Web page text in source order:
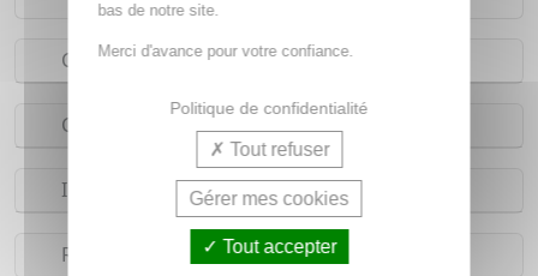
Conseils d'utilisation
Composition
Indications
Réserves
bas de notre site.
Merci d'avance pour votre confiance.
Politique de confidentialité
Tout refuser
Gérer mes cookies
Tout accepter